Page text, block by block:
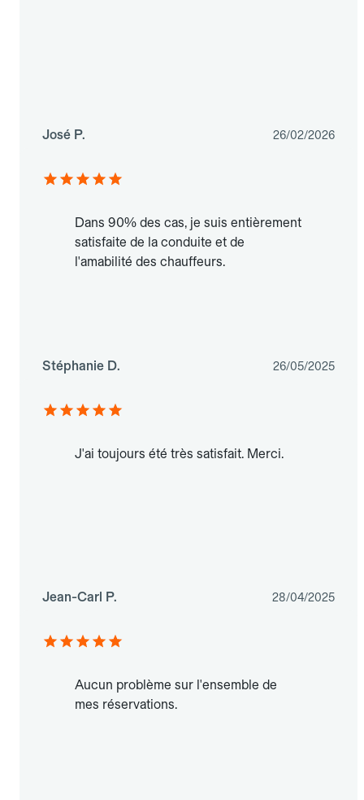
José P. 26/02/2026
Dans 90% des cas, je suis entièrement
satisfaite de la conduite et de
l'amabilité des chauffeurs.
Stéphanie D. 26/05/2025
J'ai toujours été très satisfait. Merci.
Jean-Carl P. 28/04/2025
Aucun problème sur l'ensemble de
mes réservations.